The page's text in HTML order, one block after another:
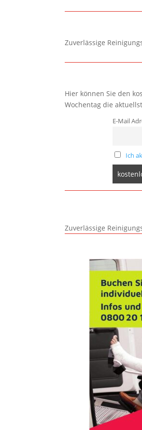
Zuverlässige
Hier können Sie den
Wochentag die
E-Mail
Ich
Zuverlässige